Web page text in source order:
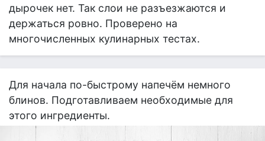
дырочек нет. Так слои не разъезжаются и
держаться ровно. Проверено на
многочисленных кулинарных тестах.
Для начала по-быстрому напечём немного
блинов. Подготавливаем необходимые для
этого ингредиенты.